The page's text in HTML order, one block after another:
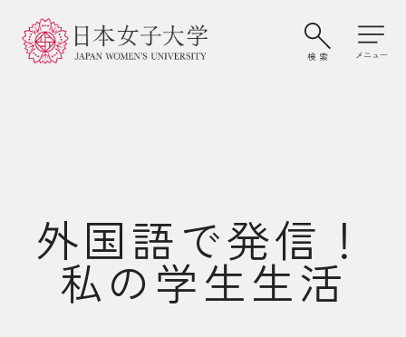
大学案内・学びの特色
外国語で発信！
私の学生生活